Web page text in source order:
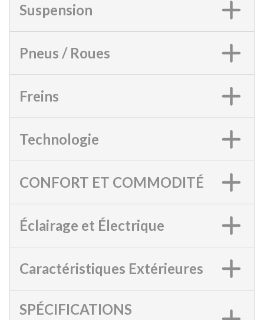
Suspension
Pneus / Roues
Freins
Technologie
CONFORT ET COMMODITÉ
Éclairage et Électrique
Caractéristiques Extérieures
SPÉCIFICATIONS